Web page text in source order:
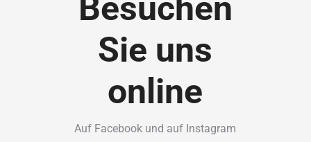
Besuchen
Sie uns
online
Auf Facebook und auf Instagram